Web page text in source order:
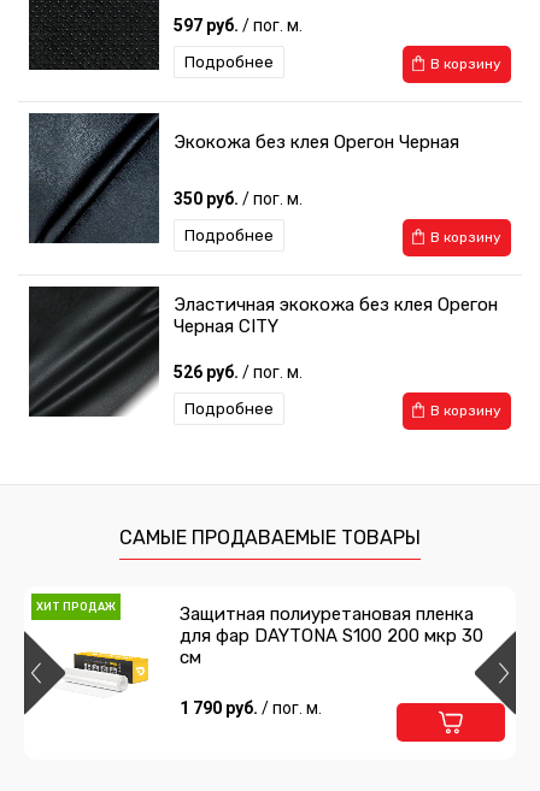
597 руб. / пог. м.
В корзину
Подробнее
Экокожа без клея Орегон Черная
350 руб. / пог. м.
В корзину
Подробнее
Эластичная экокожа без клея Орегон
Черная CITY
526 руб. / пог. м.
В корзину
Подробнее
САМЫЕ ПРОДАВАЕМЫЕ ТОВАРЫ
ХИТ ПРОДАЖ
Защитная полиуретановая пленка
для фар DAYTONA S100 200 мкр 30
см
1 790 руб. / пог. м.